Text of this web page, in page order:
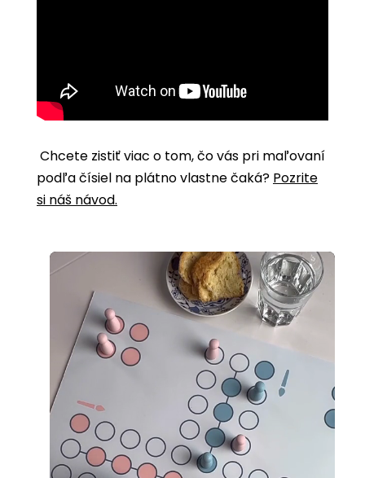
Chcete zistiť viac o tom, čo vás pri maľovaní
podľa čísiel na plátno vlastne čaká? Pozrite
si náš návod.